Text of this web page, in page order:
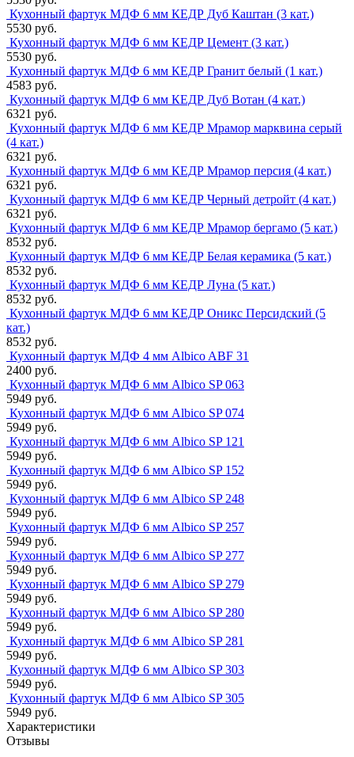
Кухонный фартук МДФ 6 мм КЕДР Дуб Каштан (3 кат.)
5530 руб.
Кухонный фартук МДФ 6 мм КЕДР Цемент (3 кат.)
5530 руб.
Кухонный фартук МДФ 6 мм КЕДР Гранит белый (1 кат.)
4583 руб.
Кухонный фартук МДФ 6 мм КЕДР Дуб Вотан (4 кат.)
6321 руб.
Кухонный фартук МДФ 6 мм КЕДР Мрамор марквина серый
(4 кат.)
6321 руб.
Кухонный фартук МДФ 6 мм КЕДР Мрамор персия (4 кат.)
6321 руб.
Кухонный фартук МДФ 6 мм КЕДР Черный детройт (4 кат.)
6321 руб.
Кухонный фартук МДФ 6 мм КЕДР Мрамор бергамо (5 кат.)
8532 руб.
Кухонный фартук МДФ 6 мм КЕДР Белая керамика (5 кат.)
8532 руб.
Кухонный фартук МДФ 6 мм КЕДР Луна (5 кат.)
8532 руб.
Кухонный фартук МДФ 6 мм КЕДР Оникс Персидский (5
кат.)
8532 руб.
Кухонный фартук МДФ 4 мм Albico ABF 31
2400 руб.
Кухонный фартук МДФ 6 мм Albico SP 063
5949 руб.
Кухонный фартук МДФ 6 мм Albico SP 074
5949 руб.
Кухонный фартук МДФ 6 мм Albico SP 121
5949 руб.
Кухонный фартук МДФ 6 мм Albico SP 152
5949 руб.
Кухонный фартук МДФ 6 мм Albico SP 248
5949 руб.
Кухонный фартук МДФ 6 мм Albico SP 257
5949 руб.
Кухонный фартук МДФ 6 мм Albico SP 277
5949 руб.
Кухонный фартук МДФ 6 мм Albico SP 279
5949 руб.
Кухонный фартук МДФ 6 мм Albico SP 280
5949 руб.
Кухонный фартук МДФ 6 мм Albico SP 281
5949 руб.
Кухонный фартук МДФ 6 мм Albico SP 303
5949 руб.
Кухонный фартук МДФ 6 мм Albico SP 305
5949 руб.
Характеристики
Отзывы